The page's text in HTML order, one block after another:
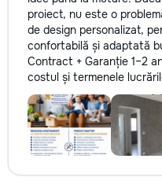
proiect, nu este o
de design personalizat,
confortabilă și adaptată
Contract + Garanție 1–2
costul și termenele